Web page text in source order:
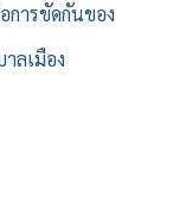
การขัดกันของ
ลเมือง